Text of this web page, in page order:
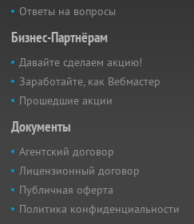
Ответы на вопросы
Бизнес-Партнёрам
Давайте сделаем акцию!
Заработайте, как Вебмастер
Прошедшие акции
Документы
Агентский договор
Лицензионный договор
Публичная оферта
Политика конфиденциальности